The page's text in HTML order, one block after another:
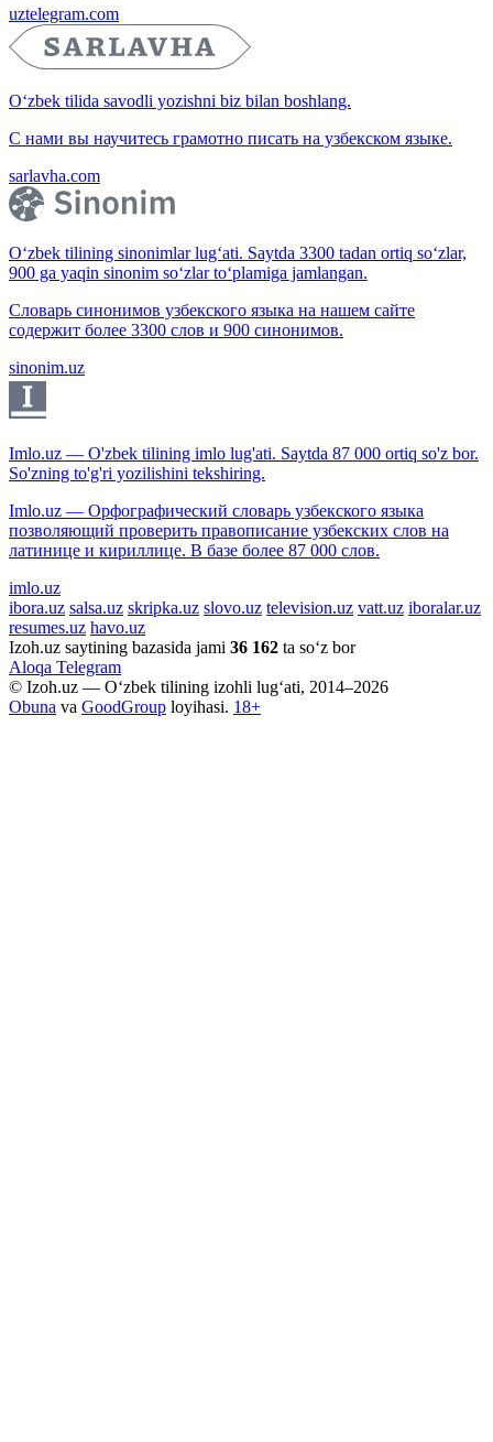
uztelegram.com
O‘zbek tilida savodli yozishni biz bilan boshlang.
С нами вы научитесь грамотно писать на узбекском языке.
sarlavha.com
O‘zbek tilining sinonimlar lug‘ati. Saytda 3300 tadan ortiq so‘zlar,
900 ga yaqin sinonim so‘zlar to‘plamiga jamlangan.
Словарь синонимов узбекского языка на нашем сайте
содержит более 3300 слов и 900 синонимов.
sinonim.uz
Imlo.uz — O'zbek tilining imlo lug'ati. Saytda 87 000 ortiq so'z bor.
So'zning to'g'ri yozilishini tekshiring.
Imlo.uz — Орфографический словарь узбекского языка
позволяющий проверить правописание узбекских слов на
латинице и кириллице. В базе более 87 000 слов.
imlo.uz
ibora.uz salsa.uz skripka.uz slovo.uz television.uz vatt.uz iboralar.uz
resumes.uz havo.uz
Izoh.uz saytining bazasida jami 36 162 ta so‘z bor
Aloqa Telegram
© Izoh.uz — O‘zbek tilining izohli lug‘ati, 2014–2026
Obuna va GoodGroup loyihasi. 18+